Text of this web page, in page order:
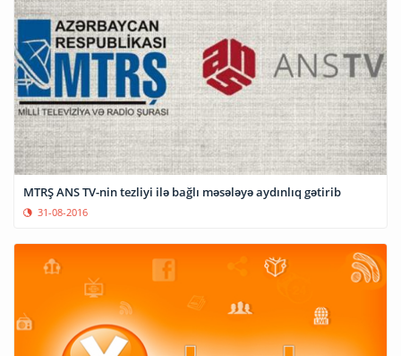
MTRŞ ANS TV-nin tezliyi ilə bağlı məsələyə aydınlıq gətirib
31-08-2016